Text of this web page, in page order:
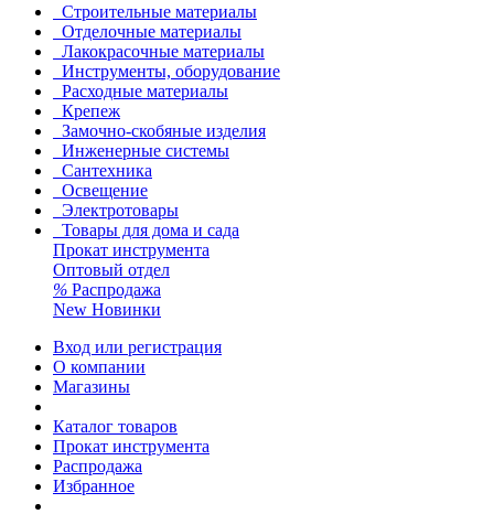
Строительные материалы
Отделочные материалы
Лакокрасочные материалы
Инструменты, оборудование
Расходные материалы
Крепеж
Замочно-скобяные изделия
Инженерные системы
Сантехника
Освещение
Электротовары
Товары для дома и сада
Прокат инструмента
Оптовый отдел
% Распродажа
New Новинки
Вход или регистрация
О компании
Магазины
Каталог товаров
Прокат инструмента
Распродажа
Избранное